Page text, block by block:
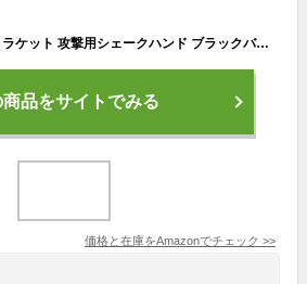
ヴィクタス(Victas) 卓球 ラケット 攻撃用シェークハンド ブラックバルサ V 7.0 フレア 310454
商品をサイトでみる
価格と在庫をAmazonでチェック >>